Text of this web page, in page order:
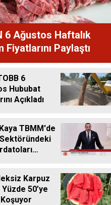
6 Ağustos Haftalık
Fiyatlarını Paylaştı
6
Hububat
Açıkladı
TBMM'de
Karpuz
Yüzde 50’ye